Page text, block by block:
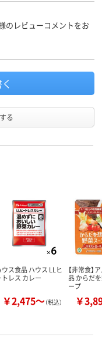
のレビューコメントをお
る
ウス食品 ハウス LLヒ
トレス カレー
￥2,475～（税込）
【非常食】
品 からだ
ープ
￥